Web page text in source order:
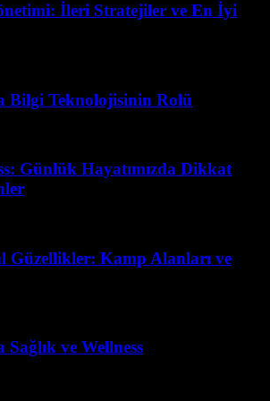
İleri Stratejiler ve En İyi
Bilgi Teknolojisinin Rolü
Günlük Hayatımızda Dikkat
Güzellikler: Kamp Alanları ve
ve Wellness